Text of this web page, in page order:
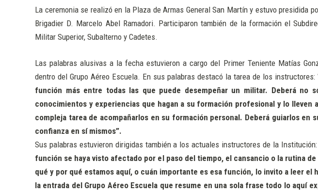
La ceremonia se realizó en la Plaza de Armas General San Martín y estuvo presidida
Brigadier D. Marcelo Abel Ramadori. Participaron también de la formación el
Militar Superior, Subalterno y Cadetes.
Las palabras alusivas a la fecha estuvieron a cargo del Primer Teniente Matías
dentro del Grupo Aéreo Escuela. En sus palabras destacó la tarea de los instructores:
función más entre todas las que puede desempeñar un militar. Deberá no
conocimientos y experiencias que hagan a su formación profesional y lo lleven
compleja tarea de acompañarlos en su formación personal. Deberá guiarlos en
confianza en sí mismos”.
Sus palabras estuvieron dirigidas también a los actuales instructores de la Institución:
función se haya visto afectado por el paso del tiempo, el cansancio o la rutina
qué y por qué estamos aquí, o cuán importante es esa función, lo invito a leer el
la entrada del Grupo Aéreo Escuela que resume en una sola frase todo lo aquí